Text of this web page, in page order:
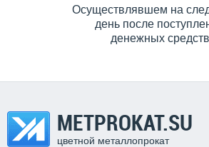
Осуществлявшем на
день после
денежных средств
METPROKAT.SU
цветной металлопрокат